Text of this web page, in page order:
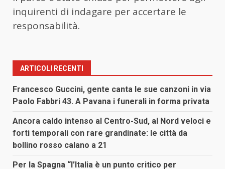
inquirenti di indagare per accertare le
responsabilità.
ARTICOLI RECENTI
Francesco Guccini, gente canta le sue canzoni in via
Paolo Fabbri 43. A Pavana i funerali in forma privata
Ancora caldo intenso al Centro-Sud, al Nord veloci e
forti temporali con rare grandinate: le città da
bollino rosso calano a 21
Per la Spagna “l’Italia è un punto critico per